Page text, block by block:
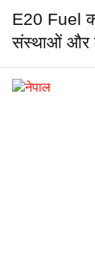
E20 Fuel
संस्थाओं और